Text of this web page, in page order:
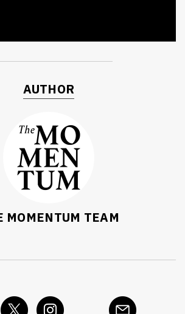
AUTHOR
MOMENTUM TEAM
TWEET LINE EMAIL